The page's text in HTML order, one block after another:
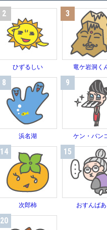
2
ひずるしい
3
竜ケ岩洞く
8
浜名湖
9
ケン・バン
14
次郎柿
15
おすんばあ
20